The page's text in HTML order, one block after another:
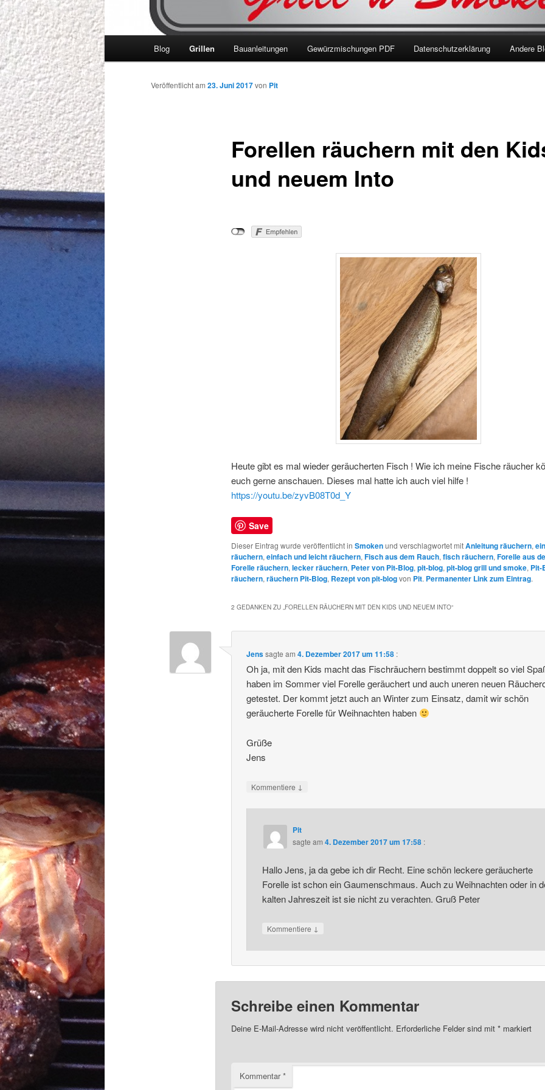
Blog Grillen Bauanleitungen Gewürzmischungen PDF Datenschutzerklärung Andere
Forellen räuchern mit den
und neuem Into
Veröffentlicht am 23. Juni 2017von Pit
Heute gibt es mal wieder geräucherten Fisch ! Wie ich meine Fische räucher
euch gerne anschauen. Dieses mal hatte ich auch viel hilfe !
https://youtu.be/zyvB08T0d_Y
Save
Dieser Eintrag wurde veröffentlicht in Smokenund verschlagwortet mitAnleitung räuchern,
räuchern,einfach und leicht räuchern,Fisch aus dem Rauch,fisch räuchern,Forelle aus
Forelle räuchern,lecker räuchern, Peter von Pit-Blog,pit-blog,pit-blog grill und smoke, Pit-
räuchern,räuchern Pit-Blog, Rezept von pit-blogvon Pit. Permanenter Link zum Eintrag.
2 GEDANKEN ZU „FORELLEN RÄUCHERN MIT DEN KIDS UND NEUEM INTO“
Jenssagte am4. Dezember 2017 um 11:58 :
Oh ja, mit den Kids macht das Fischräuchern bestimmt doppelt so viel
haben im Sommer viel Forelle geräuchert und auch uneren neuen
getestet. Der kommt jetzt auch an Winter zum Einsatz, damit wir schön
geräucherte Forelle für Weihnachten haben
Grüße
Jens
Kommentiere ↓
Pit
sagte am 4. Dezember 2017 um 17:58 :
Hallo Jens, ja da gebe ich dir Recht. Eine schön leckere geräucherte
Forelle ist schon ein Gaumenschmaus. Auch zu Weihnachten oder in
kalten Jahreszeit ist sie nicht zu verachten. Gruß Peter
Kommentiere ↓
Schreibe einen Kommentar
Deine E-Mail-Adresse wird nicht veröffentlicht. Erforderliche Felder sind mit *markiert
Kommentar*